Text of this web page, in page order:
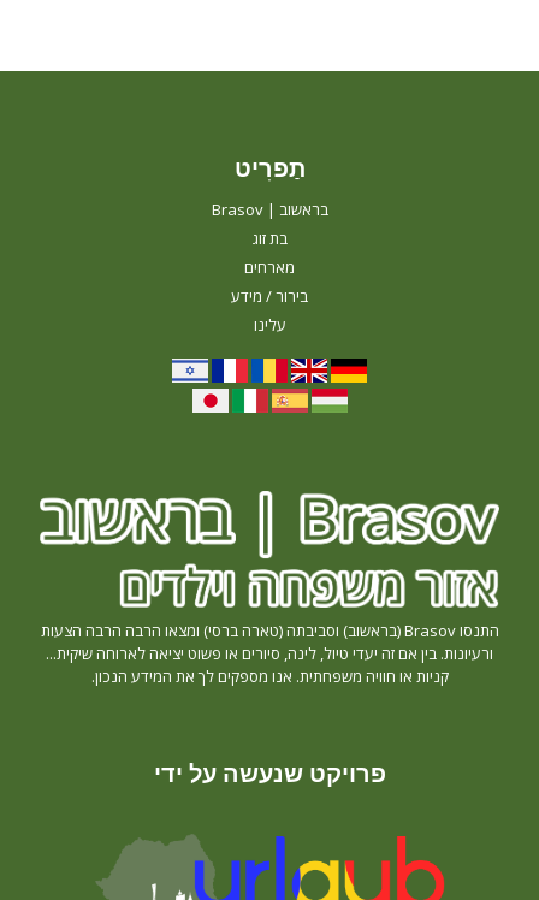
תַפרִיט
בראשוב | Brasov
בת זוג
מארחים
בירור / מידע
עלינו
התנסו Brasov (בראשוב) וסביבתה (טארה ברסי) ומצאו הרבה הרבה הצעות
ורעיונות. בין אם זה יעדי טיול, לינה, סיורים או פשוט יציאה לארוחה שיקית...
קניות או חוויה משפחתית. אנו מספקים לך את המידע הנכון.
פרויקט שנעשה על ידי